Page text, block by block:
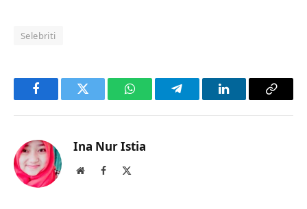
Selebriti
FacebookTwitter WhatsAppTelegramLinkedInCopy
Ina Nur Istia
WebsiteFacebook